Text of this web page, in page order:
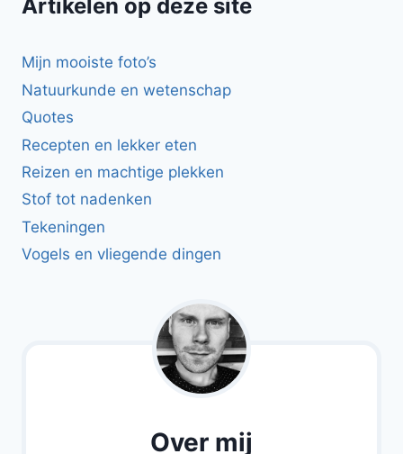
Artikelen op deze site
Mijn mooiste foto’s
Natuurkunde en wetenschap
Quotes
Recepten en lekker eten
Reizen en machtige plekken
Stof tot nadenken
Tekeningen
Vogels en vliegende dingen
Over mij